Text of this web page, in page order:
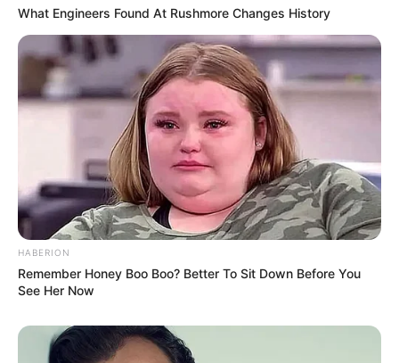
What Engineers Found At Rushmore Changes History
HABERION
Remember Honey Boo Boo? Better To Sit Down Before You
See Her Now